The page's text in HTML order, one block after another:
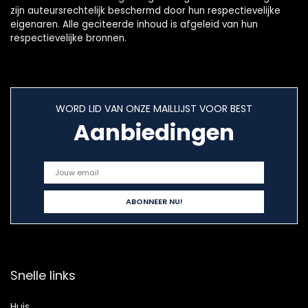
zijn auteursrechtelijk beschermd door hun respectievelijke
eigenaren. Alle geciteerde inhoud is afgeleid van hun
respectievelijke bronnen.
WORD LID VAN ONZE MAILLIJST VOOR BEST
Aanbiedingen
Snelle links